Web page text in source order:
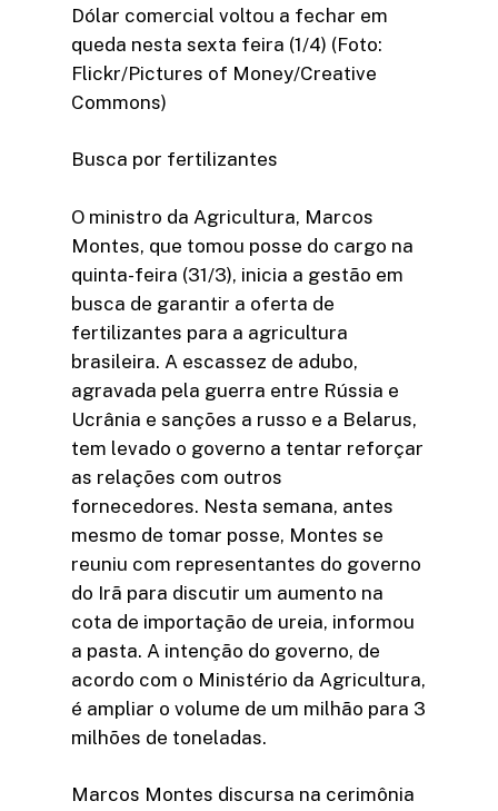
Dólar comercial voltou a fechar em
queda nesta sexta feira (1/4) (Foto:
Flickr/Pictures of Money/Creative
Commons)
Busca por fertilizantes
O ministro da Agricultura, Marcos
Montes, que tomou posse do cargo na
quinta-feira (31/3), inicia a gestão em
busca de garantir a oferta de
fertilizantes para a agricultura
brasileira. A escassez de adubo,
agravada pela guerra entre Rússia e
Ucrânia e sanções a russo e a Belarus,
tem levado o governo a tentar reforçar
as relações com outros
fornecedores. Nesta semana, antes
mesmo de tomar posse, Montes se
reuniu com representantes do governo
do Irã para discutir um aumento na
cota de importação de ureia, informou
a pasta. A intenção do governo, de
acordo com o Ministério da Agricultura,
é ampliar o volume de um milhão para 3
milhões de toneladas.
Marcos Montes discursa na cerimônia